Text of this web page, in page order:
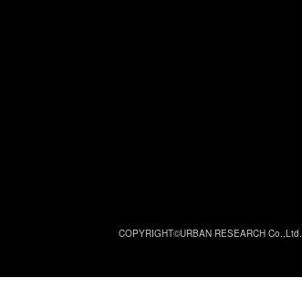
COPYRIGHT©URBAN RESEARCH Co.,Ltd.